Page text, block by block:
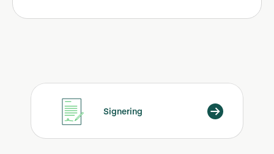
Signering